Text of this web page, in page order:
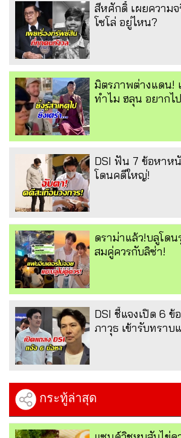
สีหศักดิ์ เผยความ
โซโล่ อยู่ไหน?
มิตรภาพต่างแดน!
ทำไม ฮลุน อยากไ
DSI ฟัน 7 ข้อหาห
โดนคดีใหญ่!
ดราม่าแล้ว!บลูโด
สมคู่ควรกับลิซ่า!
DSI ชี้แจงเปิด 6
ภาวุธ เข้ารับทราบ
กระทู้ล่าสุด